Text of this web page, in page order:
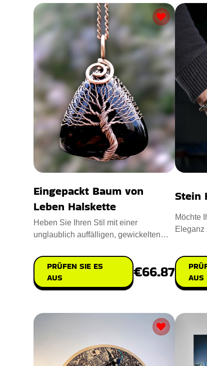
Eingepackt Baum von
Leben Halskette
Heben Sie Ihren Stil mit einer
unglaublich auffälligen, gewickelten
PRÜFEN SIE ES
AUS
€66.87
Stein
Möchte
Eleganz
AUS